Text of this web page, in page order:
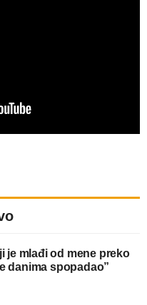
je mlađi od mene preko
danima spopadao”